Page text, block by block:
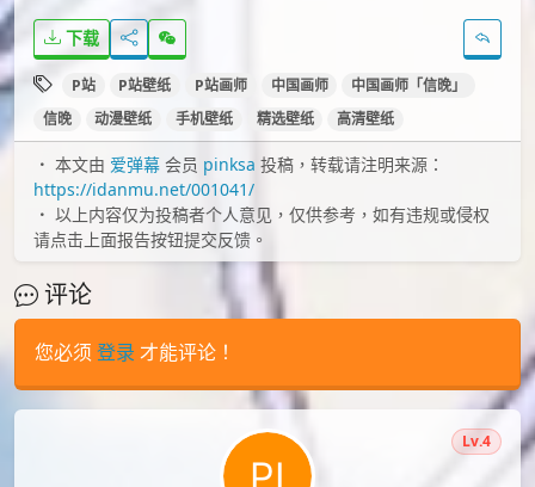
下载
P站 P站壁纸 P站画师 中国画师
中国画师「信晚」
信晚
动漫壁纸 手机壁纸 精选壁纸 高清壁纸
本文由 爱弹幕 会员 pinksa 投稿，转载请注明来源：
https://idanmu.net/001041/
以上内容仅为投稿者个人意见，仅供参考，如有违规或侵权
请点击上面报告按钮提交反馈。
评论
您必须 登录 才能评论！
Lv.4